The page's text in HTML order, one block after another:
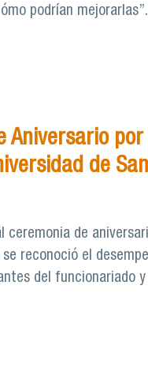
podrían mejorarlas”.
Aniversario
de
ceremonia de
se reconoció el
del funcionariado